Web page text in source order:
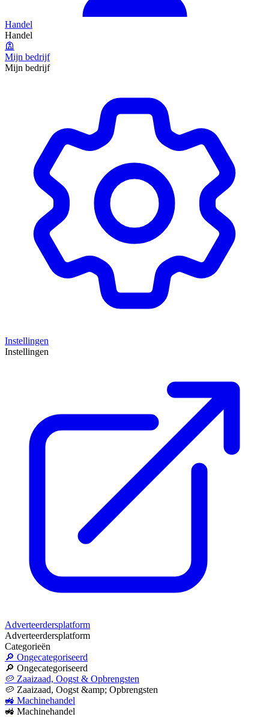
Handel
Handel
Mijn bedrijf
Mijn bedrijf
Instellingen
Instellingen
Adverteerdersplatform
Adverteerdersplatform
Categorieën
🔎 Ongecategoriseerd
🔎 Ongecategoriseerd
🥔 Zaaizaad, Oogst & Opbrengsten
🥔 Zaaizaad, Oogst &amp; Opbrengsten
🚜 Machinehandel
🚜 Machinehandel